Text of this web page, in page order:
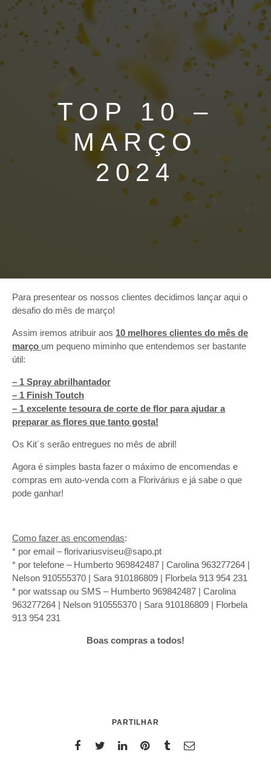
TOP 10 –
MARÇO
2024
Para presentear os nossos clientes decidimos lançar aqui o
desafio do mês de março!
Assim iremos atribuir aos 10 melhores clientes do mês de
março um pequeno miminho que entendemos ser bastante
útil:
– 1 Spray abrilhantador
– 1 Finish Toutch
– 1 excelente tesoura de corte de flor para ajudar a
preparar as flores que tanto gosta!
Os Kit´s serão entregues no mês de abril!
Agora é simples basta fazer o máximo de encomendas e
compras em auto-venda com a Florivárius e já sabe o que
pode ganhar!
Como fazer as encomendas:
* por email – florivariusviseu@sapo.pt
* por telefone – Humberto 969842487 | Carolina 963277264 |
Nelson 910555370 | Sara 910186809 | Florbela 913 954 231
* por watssap ou SMS – Humberto 969842487 | Carolina
963277264 | Nelson 910555370 | Sara 910186809 | Florbela
913 954 231
Boas compras a todos!
PARTILHAR